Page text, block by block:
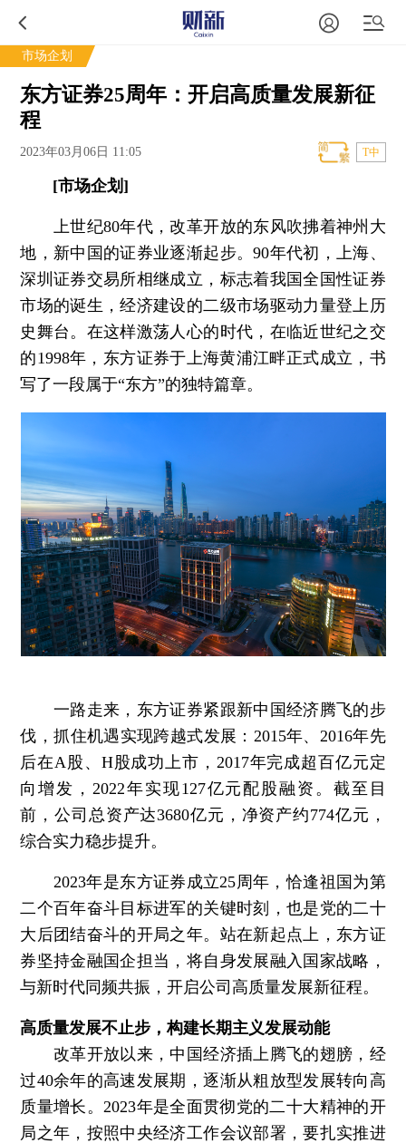
市场企划
东方证券25周年：开启高质量发展新征
程
2023年03月06日 11:05 T中
[市场企划]
上世纪80年代，改革开放的东风吹拂着神州大
地，新中国的证券业逐渐起步。90年代初，上海、
深圳证券交易所相继成立，标志着我国全国性证券
市场的诞生，经济建设的二级市场驱动力量登上历
史舞台。在这样激荡人心的时代，在临近世纪之交
的1998年，东方证券于上海黄浦江畔正式成立，书
写了一段属于“东方”的独特篇章。
一路走来，东方证券紧跟新中国经济腾飞的步
伐，抓住机遇实现跨越式发展：2015年、2016年先
后在A股、H股成功上市，2017年完成超百亿元定
向增发，2022年实现127亿元配股融资。截至目
前，公司总资产达3680亿元，净资产约774亿元，
综合实力稳步提升。
2023年是东方证券成立25周年，恰逢祖国为第
二个百年奋斗目标进军的关键时刻，也是党的二十
大后团结奋斗的开局之年。站在新起点上，东方证
券坚持金融国企担当，将自身发展融入国家战略，
与新时代同频共振，开启公司高质量发展新征程。
高质量发展不止步，构建长期主义发展动能
改革开放以来，中国经济插上腾飞的翅膀，经
过40余年的高速发展期，逐渐从粗放型发展转向高
质量增长。2023年是全面贯彻党的二十大精神的开
局之年，按照中央经济工作会议部署，要扎实推进